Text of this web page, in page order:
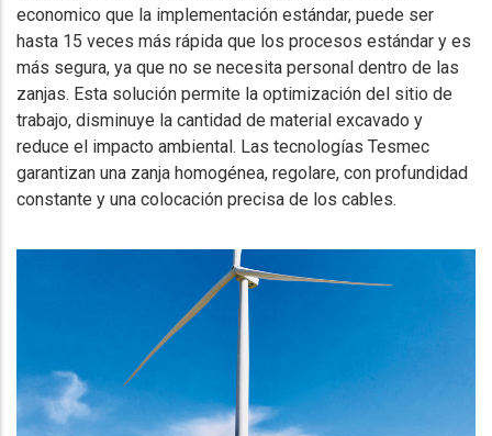
economico que la implementación estándar, puede ser
hasta 15 veces más rápida que los procesos estándar y es
más segura, ya que no se necesita personal dentro de las
zanjas. Esta solución permite la optimización del sitio de
trabajo, disminuye la cantidad de material excavado y
reduce el impacto ambiental. Las tecnologías Tesmec
garantizan una zanja homogénea, regolare, con profundidad
constante y una colocación precisa de los cables.